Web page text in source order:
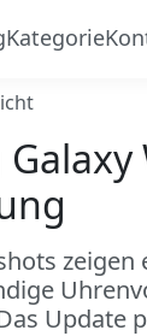
Kategorie
Update